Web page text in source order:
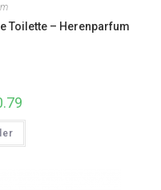
Toilette – Herenparfum
Huidige
is: